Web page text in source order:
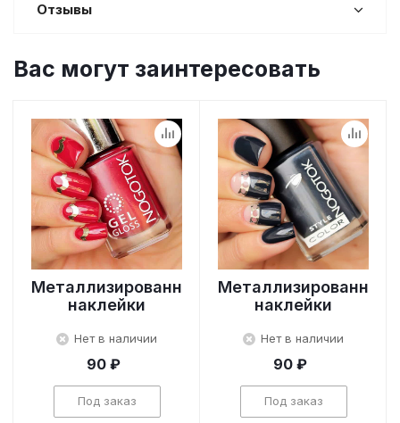
Отзывы
Вас могут заинтересовать
Металлизированные
наклейки
Нет в наличии
90 ₽
Под заказ
Металлизированные
наклейки
Нет в наличии
90 ₽
Под заказ